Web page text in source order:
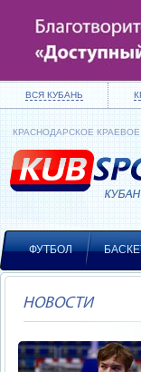
ВСЯ КУБАНЬ
КРАСНОДАРСКОЕ
ФУТБОЛ
НОВОСТИ